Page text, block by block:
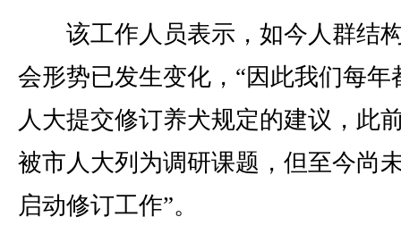
该工作人员表示，如今人群结
会形势已发生变化，“因此我们每年
人大提交修订养犬规定的建议，此
被市人大列为调研课题，但至今尚
启动修订工作”。